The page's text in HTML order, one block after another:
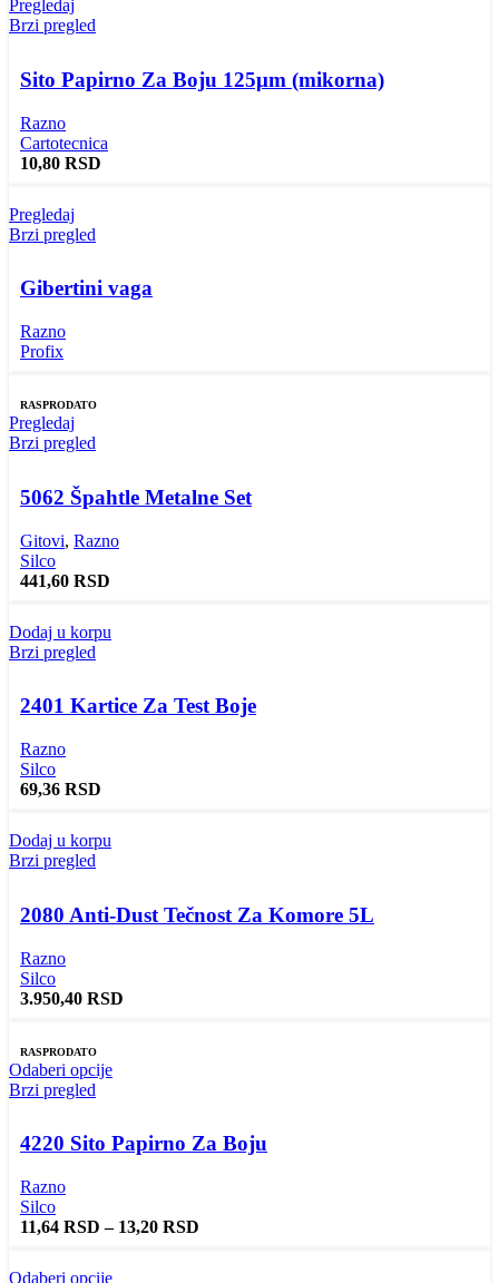
Pregledaj
Brzi pregled
Sito Papirno Za Boju 125μm (mikorna)
Razno
Cartotecnica
10,80 RSD
Pregledaj
Brzi pregled
Gibertini vaga
Razno
Profix
RASPRODATO
Pregledaj
Brzi pregled
5062 Špahtle Metalne Set
Gitovi, Razno
Silco
441,60 RSD
Dodaj u korpu
Brzi pregled
2401 Kartice Za Test Boje
Razno
Silco
69,36 RSD
Dodaj u korpu
Brzi pregled
2080 Anti-Dust Tečnost Za Komore 5L
Razno
Silco
3.950,40 RSD
RASPRODATO
Odaberi opcije
Brzi pregled
4220 Sito Papirno Za Boju
Razno
Silco
11,64 RSD – 13,20 RSD
Odaberi opcije